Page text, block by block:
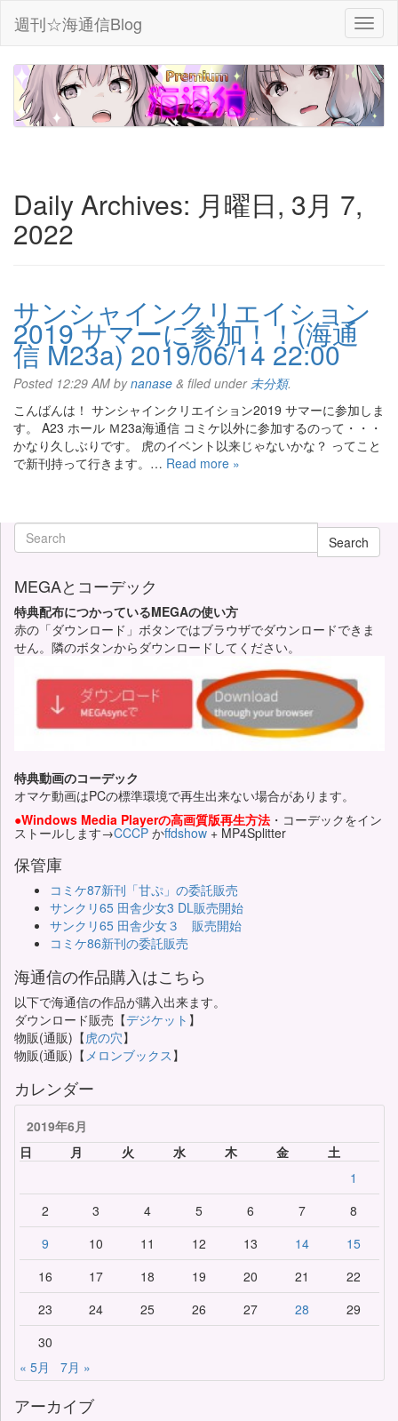
週刊☆海通信Blog
Daily Archives: 月曜日, 3月 7,
2022
サンシャインクリエイション
2019 サマーに参加！！(海通
信 M23a) 2019/06/14 22:00
Posted 12:29 AM bynanase & filed under未分類.
こんばんは！ サンシャインクリエイション2019 サマーに参加しま
す。 A23 ホール Ｍ23a海通信 コミケ以外に参加するのって・・・
かなり久しぶりです。 虎のイベント以来じゃないかな？ ってこと
で新刊持って行きます。… Read more »
Search
MEGAとコーデック
特典配布につかっているMEGAの使い方
赤の「ダウンロード」ボタンではブラウザでダウンロードできま
せん。隣のボタンからダウンロードしてください。
特典動画のコーデック
オマケ動画はPCの標準環境で再生出来ない場合があります。
●Windows Media Playerの高画質版再生方法 ・コーデックをイン
ストールします→CCCP かffdshow + MP4Splitter
保管庫
コミケ87新刊「甘ぷ」の委託販売
サンクリ65 田舎少女3 DL販売開始
サンクリ65 田舎少女３ 販売開始
コミケ86新刊の委託販売
海通信の作品購入はこちら
以下で海通信の作品が購入出来ます。
ダウンロード販売【デジケット 】
物販(通販)【虎の穴】
物販(通販)【 メロンブックス 】
カレンダー
2019年6月
日
月 火 水 木 金
土
1
2
3 4 5 6 7
8
9
10 11 12 13 14
15
16
17 18 19 20 21
22
23
24 25 26 27 28
29
30
« 5月
7月 »
アーカイブ